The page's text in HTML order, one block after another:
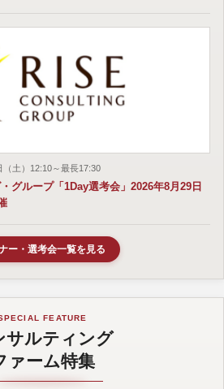
土）12:10～最長17:30
グループ「1Day選考会」2026年8月29日
ー・選考会一覧を見る
FEATURE
サルティング
ァーム特集